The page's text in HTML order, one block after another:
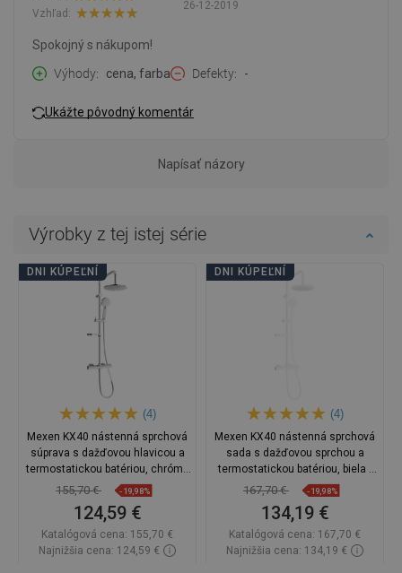
26-12-2019
Vzhľad:
Spokojný s nákupom!
Výhody
cena, farba Defekty -
Ukážte pôvodný komentár
Napísať názory
Výrobky z tej istej série
DNI KÚPEĽNÍ
(4)
Mexen KX40 nástenná sprchová
súprava s dažďovou hlavicou a
termostatickou batériou, chróm -
771504091-00
155,70 € -19,98%
124,59 €
Katalógová cena: 155,70 €
Najnižšia cena: 124,59 €
DNI KÚPEĽNÍ
(4)
Mexen KX40 nástenná sprchová
sada s dažďovou sprchou a
termostatickou batériou, biela -
771504091-20
167,70 € -19,98%
134,19 €
Katalógová cena: 167,70 €
Najnižšia cena: 134,19 €